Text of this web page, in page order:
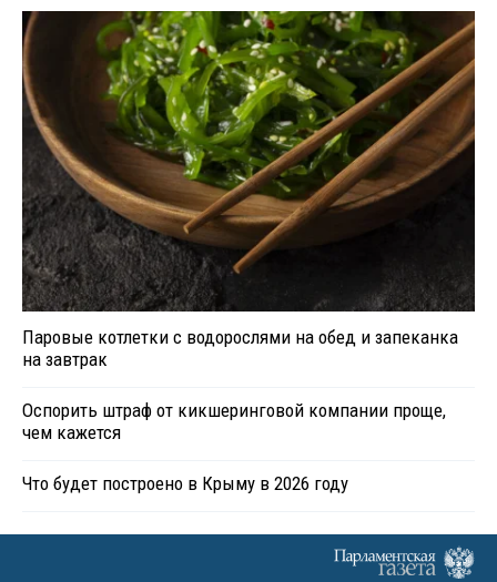
Паровые котлетки с водорослями на обед и запеканка
на завтрак
Оспорить штраф от кикшеринговой компании проще,
чем кажется
Что будет построено в Крыму в 2026 году